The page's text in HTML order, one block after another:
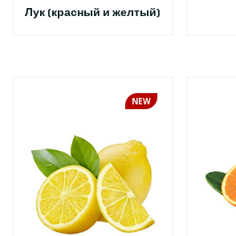
Лук (красный и желтый)
NEW